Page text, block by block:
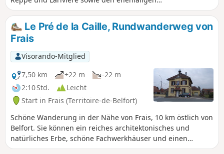
Flugplatz von Fontaine.Außerdem erwarten Sie
wunderschöne Landschaften und herrliche
Ausblicke auf die Vogesen.Diese Wanderung ist
ausgeschildert. 01/2026: Der Weg wurde am
Ortsausgang von Reppe umgeleitet, um den
Verkehr auf der Departementsstraße zu
vermeiden.
Le Pré de la Caille, Rundwanderweg von
Frais
Visorando-Mitglied
7,50 km
+22 m
-22 m
2:10 Std.
Leicht
Start in Frais (Territoire-de-Belfort)
Schöne Wanderung in der Nähe von Frais, 10 km östlich von
Belfort. Sie können ein reiches architektonisches und
natürliches Erbe, schöne Fachwerkhäuser und einen
herrlichen Blick auf die Südvogesen bewundern. Die Route